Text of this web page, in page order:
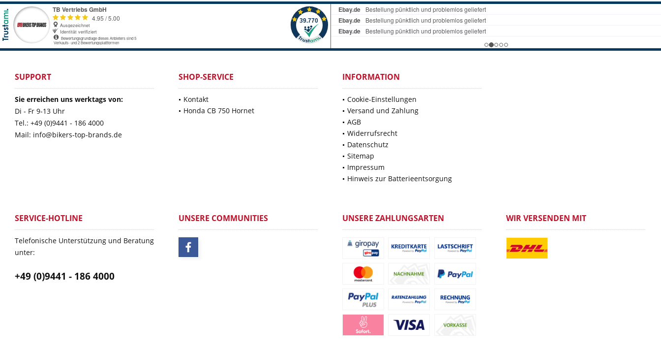
SUPPORT
Sie erreichen uns werktags von:
Di - Fr 9-13 Uhr
Tel.: +49 (0)9441 - 186 4000
Mail: info@bikers-top-brands.de
SHOP-SERVICE
Kontakt
Honda CB 750 Hornet
INFORMATION
Cookie-Einstellungen
Versand und Zahlung
AGB
Widerrufsrecht
Datenschutz
Sitemap
Impressum
Hinweis zur Batterieentsorgung
SERVICE-HOTLINE
Telefonische Unterstützung und Beratung
unter:
+49 (0)9441 - 186 4000
UNSERE COMMUNITIES UNSERE ZAHLUNGSARTEN WIR VERSENDEN MIT